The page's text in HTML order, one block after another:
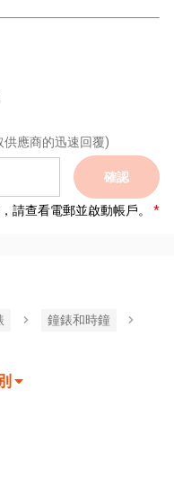
應商的迅速回覆)
確認
請查看電郵並啟動帳戶。
鐘錶和時鐘